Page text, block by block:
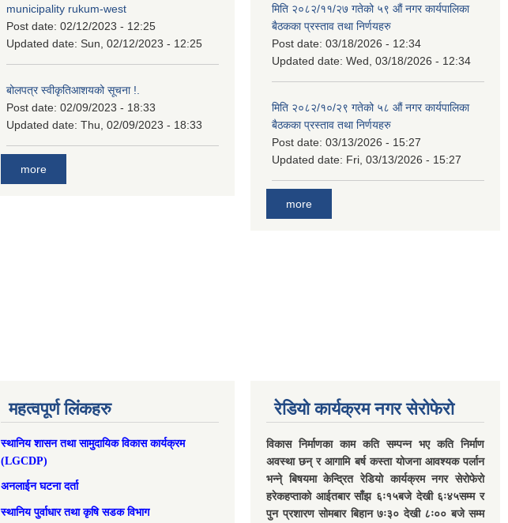
municipality rukum-west
Post date: 02/12/2023 - 12:25
Updated date: Sun, 02/12/2023 - 12:25
बोलपत्र स्वीकृतिआशयको सूचना !.
Post date: 02/09/2023 - 18:33
Updated date: Thu, 02/09/2023 - 18:33
more
मिति २०८२/११/२७ गतेको ५९ औं नगर कार्यपालिका
बैठकका प्रस्ताव तथा निर्णयहरु
Post date: 03/18/2026 - 12:34
Updated date: Wed, 03/18/2026 - 12:34
मिति २०८२/१०/२९ गतेको ५८ औं नगर कार्यपालिका
बैठकका प्रस्ताव तथा निर्णयहरु
Post date: 03/13/2026 - 15:27
Updated date: Fri, 03/13/2026 - 15:27
more
महत्वपूर्ण लिंकहरु
स्थानिय शासन तथा सामुदायिक विकास कार्यक्रम
(LGCDP)
अनलाईन घटना दर्ता
स्थानिय पुर्वाधार तथा कृषि सडक विभाग
रेडियो कार्यक्रम नगर सेरोफेरो
विकास निर्माणका काम कति सम्पन्न भए कति निर्माण
अवस्था छन् र आगामि बर्ष कस्ता योजना आवश्यक पर्लान
भन्ने् बिषयमा केन्द्रित रेडियो कार्यक्रम नगर सेरोफेरो
हरेकहप्ताको आईतबार साँझ ६ः१५बजे देखी ६ः४५सम्म र
पुन प्रशारण सोमबार बिहान ७ः३० देखी ८ः०० बजे सम्म